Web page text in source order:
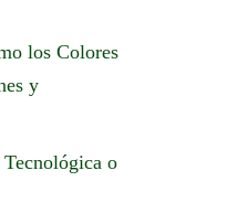
los Colores
y
o